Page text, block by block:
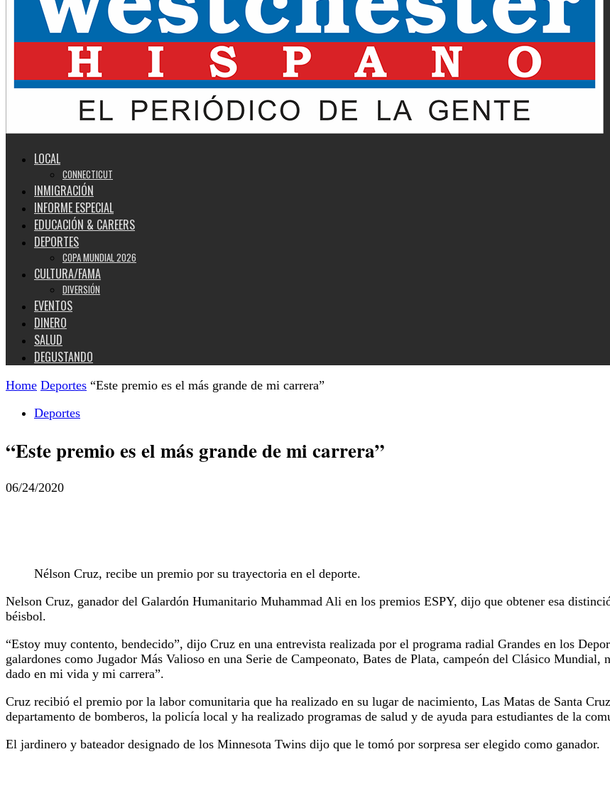
LOCAL
CONNECTICUT
INMIGRACIÓN
INFORME ESPECIAL
EDUCACIÓN & CAREERS
DEPORTES
COPA MUNDIAL 2026
CULTURA/FAMA
DIVERSIÓN
EVENTOS
DINERO
SALUD
DEGUSTANDO
Home Deportes “Este premio es el más grande de mi carrera”
Deportes
“Este premio es el más grande de mi carrera”
06/24/2020
Nélson Cruz, recibe un premio por su trayectoria en el deporte.
Nelson Cruz, ganador del Galardón Humanitario Muhammad Ali en los premios ESPY, dijo que obtener esa
béisbol.
“Estoy muy contento, bendecido”, dijo Cruz en una entrevista realizada por el programa radial Grandes en los
galardones como Jugador Más Valioso en una Serie de Campeonato, Bates de Plata, campeón del Clásico
dado en mi vida y mi carrera”.
Cruz recibió el premio por la labor comunitaria que ha realizado en su lugar de nacimiento, Las Matas de Santa
departamento de bomberos, la policía local y ha realizado programas de salud y de ayuda para estudiantes de la
El jardinero y bateador designado de los Minnesota Twins dijo que le tomó por sorpresa ser elegido como ganador.